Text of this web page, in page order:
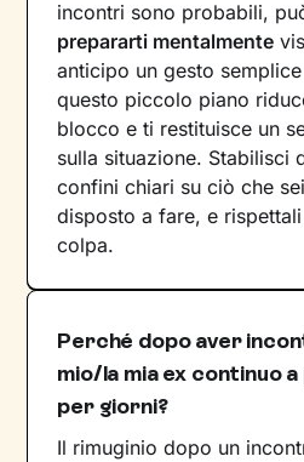
incontri sono probabili,
prepararti mentalmente
anticipo un gesto
questo piccolo piano
blocco e ti restituisce un
sulla situazione. Stabilisci
confini chiari su ciò che
disposto a fare, e
colpa.
Perché dopo aver
mio/la mia ex continuo
per giorni?
Il rimuginio dopo un